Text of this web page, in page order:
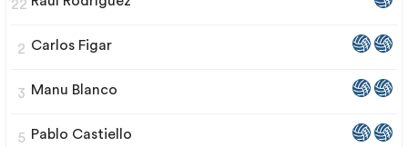
22
2 Carlos Figar
3 Manu Blanco
5 Pablo Castiello